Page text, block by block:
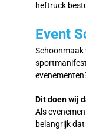
heftruck
Event
Schoonmaak
Dit doen wij
Als
belangrijk